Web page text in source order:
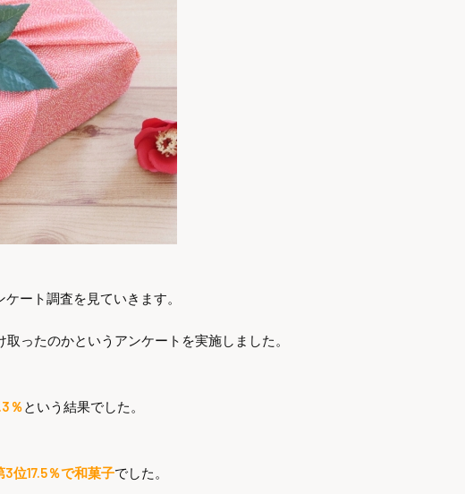
ート調査を見ていきます。
ったのかというアンケートを実施しました。
％という結果でした。
位17.5％で和菓子でした。